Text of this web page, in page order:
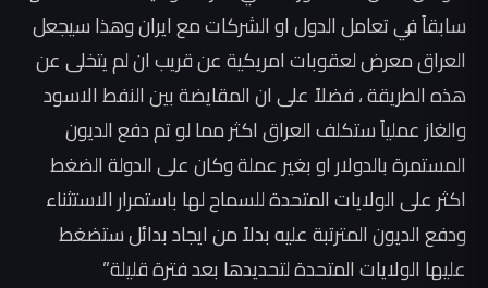
سابقاً في تعامل الدول او الشركات مع ايران وهذا سيجعل
العراق معرض لعقوبات امريكية عن قريب ان لم يتخلى عن
هذه الطريقة ، فضلاً على ان المقايضة بين النفط الاسود
والغاز عملياً ستكلف العراق اكثر مما لو تم دفع الديون
المستمرة بالدولار او بغير عملة وكان على الدولة الضغط
اكثر على الولايات المتحدة للسماح لها باستمرار الاستثناء
ودفع الديون المترتبة عليه بدلاً من ايجاد بدائل ستضغط
عليها الولايات المتحدة لتحديدها بعد فترة قليلة”